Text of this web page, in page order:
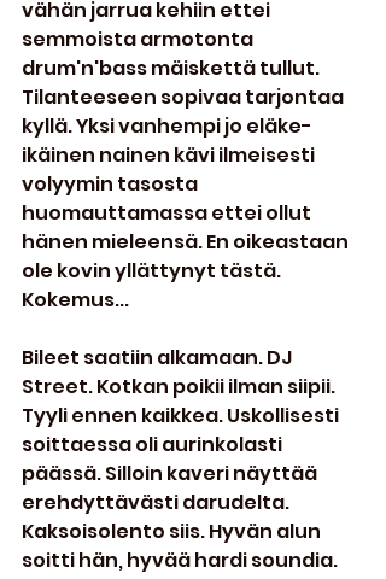
vähän jarrua kehiin ettei
semmoista armotonta
drum'n'bass mäiskettä tullut.
Tilanteeseen sopivaa tarjontaa
kyllä. Yksi vanhempi jo eläke-
ikäinen nainen kävi ilmeisesti
volyymin tasosta
huomauttamassa ettei ollut
hänen mieleensä. En oikeastaan
ole kovin yllättynyt tästä.
Kokemus...
Bileet saatiin alkamaan. DJ
Street. Kotkan poikii ilman siipii.
Tyyli ennen kaikkea. Uskollisesti
soittaessa oli aurinkolasti
päässä. Silloin kaveri näyttää
erehdyttävästi darudelta.
Kaksoisolento siis. Hyvän alun
soitti hän, hyvää hardi soundia.